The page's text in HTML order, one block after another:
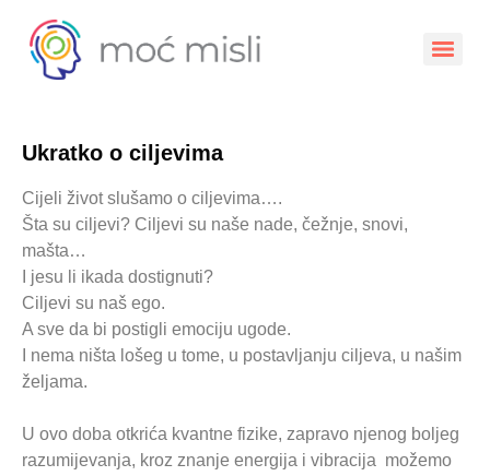
Ukratko o ciljevima
Cijeli život slušamo o ciljevima….
Šta su ciljevi? Ciljevi su naše nade, čežnje, snovi,
mašta…
I jesu li ikada dostignuti?
Ciljevi su naš ego.
A sve da bi postigli emociju ugode.
I nema ništa lošeg u tome, u postavljanju ciljeva, u našim
željama.
U ovo doba otkrića kvantne fizike, zapravo njenog boljeg
razumijevanja, kroz znanje energija i vibracija možemo